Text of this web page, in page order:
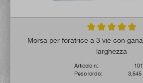
Valutazione
Morsa per foratrice a 3 vie con
larghezza
Articolo n:
Peso lordo:
3,545